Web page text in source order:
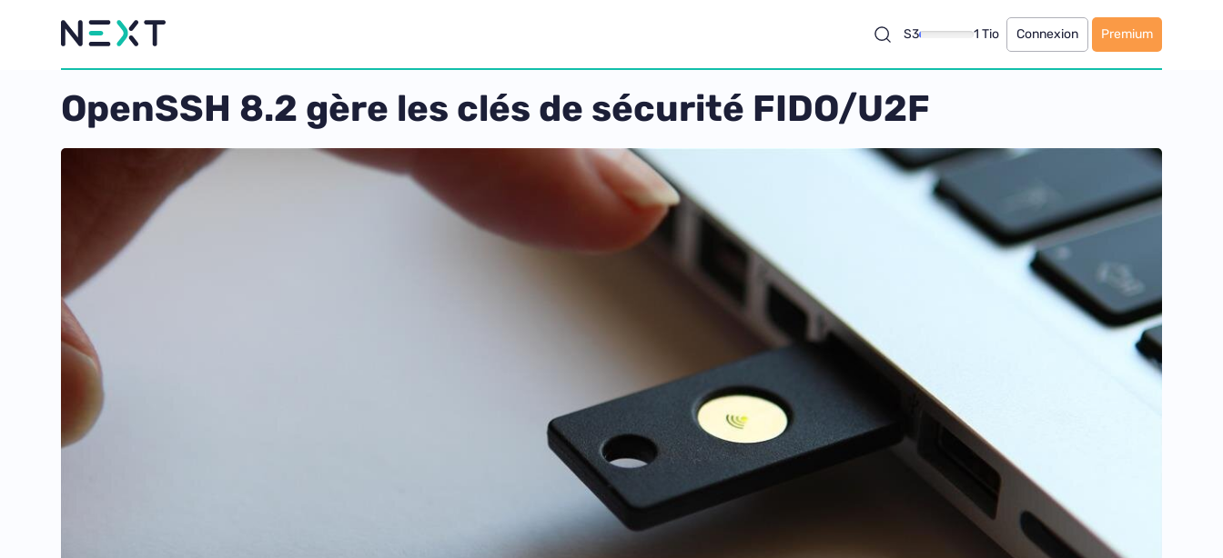
S3 1 Tio Connexion Premium
OpenSSH 8.2 gère les clés de sécurité FIDO/U2F